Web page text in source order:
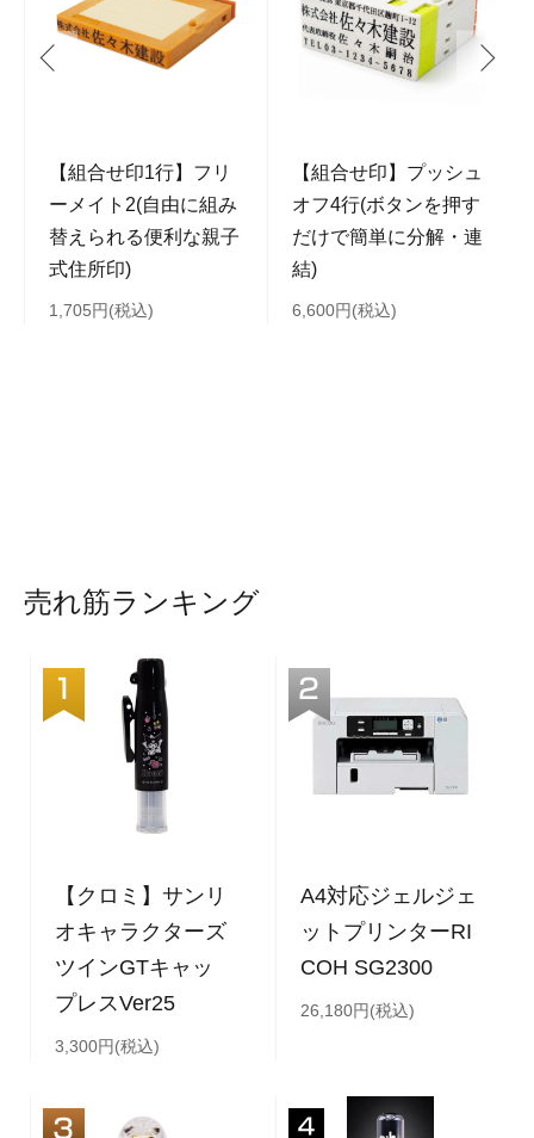
【組合せ印1行】フリ
ーメイト2(自由に組み
替えられる便利な親子
式住所印)
1,705円(税込)
【組合せ印】プッシュ
オフ4行(ボタンを押す
だけで簡単に分解・連
結)
6,600円(税込)
売れ筋ランキング
【クロミ】サンリ
オキャラクターズ
ツインGTキャッ
プレスVer25
3,300円(税込)
A4対応ジェルジェ
ットプリンターRI
COH SG2300
26,180円(税込)